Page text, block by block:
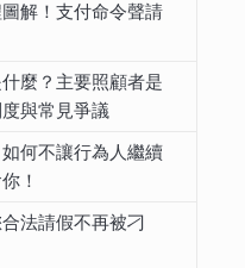
解！支付命令聲請
麼？主要照顧者是
與常見爭議
何不讓行為人繼續
！
法請假不再被刁